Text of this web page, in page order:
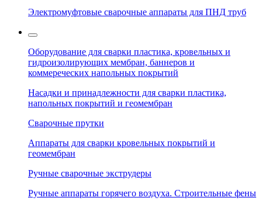
Электромуфтовые сварочные аппараты для ПНД труб
Оборудование для сварки пластика, кровельных и
гидроизолирующих мембран, баннеров и
коммереческих напольных покрытий
Насадки и принадлежности для сварки пластика,
напольных покрытий и геомембран
Сварочные прутки
Аппараты для сварки кровельных покрытий и
геомембран
Ручные сварочные экструдеры
Ручные аппараты горячего воздуха. Строительные фены